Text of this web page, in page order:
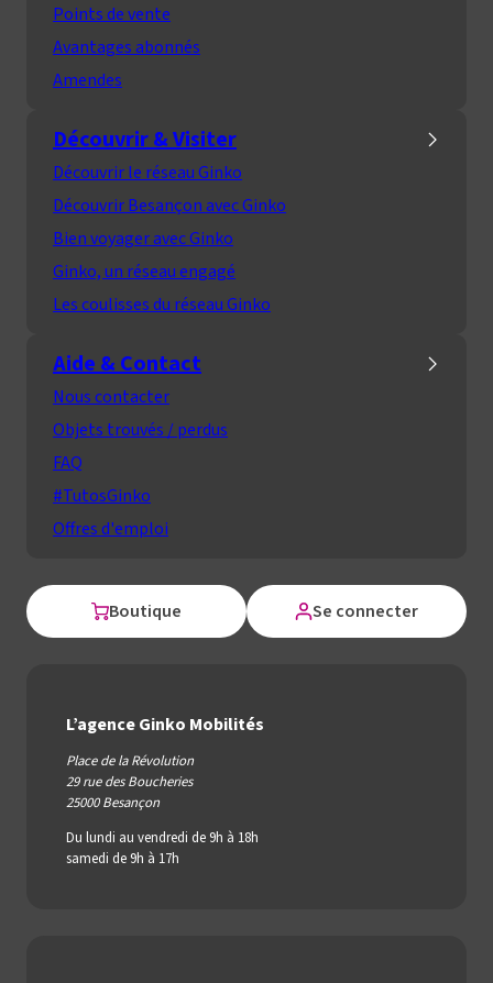
Points de vente
Avantages abonnés
Amendes
Découvrir & Visiter
Découvrir le réseau Ginko
Découvrir Besançon avec Ginko
Bien voyager avec Ginko
Ginko, un réseau engagé
Les coulisses du réseau Ginko
Aide & Contact
Nous contacter
Objets trouvés / perdus
FAQ
#TutosGinko
Offres d'emploi
Boutique Se connecter
L’agence Ginko Mobilités
Place de la Révolution
29 rue des Boucheries
25000 Besançon
Du lundi au vendredi de 9h à 18h
samedi de 9h à 17h